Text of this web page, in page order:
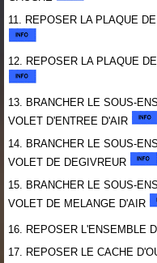
11. REPOSER LA PLAQUE
12. REPOSER LA PLAQUE
13. BRANCHER LE SOUS-
VOLET D'ENTREE D'AIR
14. BRANCHER LE SOUS-
VOLET DE DEGIVREUR
15. BRANCHER LE SOUS-
VOLET DE MELANGE D'AIR
16. REPOSER L'ENSEMBLE
17. REPOSER LE CACHE